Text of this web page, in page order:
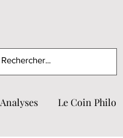
Analyses Le Coin Philo